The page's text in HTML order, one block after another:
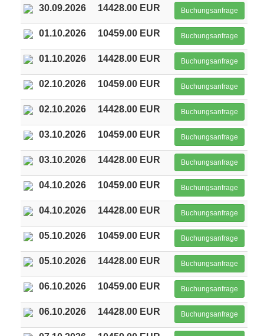
30.09.2026 14428.00 EUR Buchungsanfrage
01.10.2026 10459.00 EUR Buchungsanfrage
01.10.2026 14428.00 EUR Buchungsanfrage
02.10.2026 10459.00 EUR Buchungsanfrage
02.10.2026 14428.00 EUR Buchungsanfrage
03.10.2026 10459.00 EUR Buchungsanfrage
03.10.2026 14428.00 EUR Buchungsanfrage
04.10.2026 10459.00 EUR Buchungsanfrage
04.10.2026 14428.00 EUR Buchungsanfrage
05.10.2026 10459.00 EUR Buchungsanfrage
05.10.2026 14428.00 EUR Buchungsanfrage
06.10.2026 10459.00 EUR Buchungsanfrage
06.10.2026 14428.00 EUR Buchungsanfrage